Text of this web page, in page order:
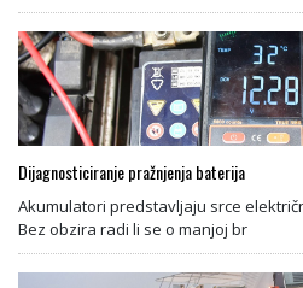
Dijagnosticiranje pražnjenja baterija
Akumulatori predstavljaju srce
Bez obzira radi li se o manjoj br